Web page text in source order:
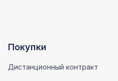
Покупки
Дистанционный контракт